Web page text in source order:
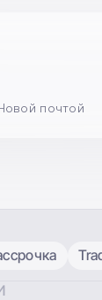
почтой